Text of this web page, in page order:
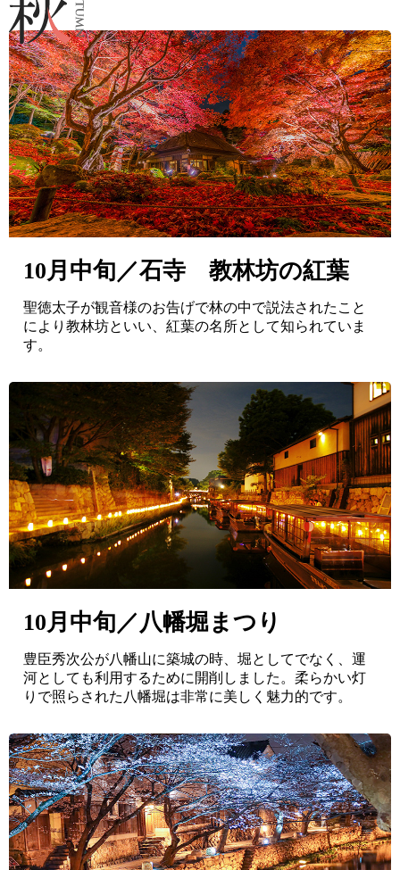
10月中旬／石寺 教林坊の紅葉
聖徳太子が観音様のお告げで林の中で説法されたこと
により教林坊といい、紅葉の名所として知られていま
す。
10月中旬／八幡堀まつり
豊臣秀次公が八幡山に築城の時、堀としてでなく、運
河としても利用するために開削しました。柔らかい灯
りで照らされた八幡堀は非常に美しく魅力的です。